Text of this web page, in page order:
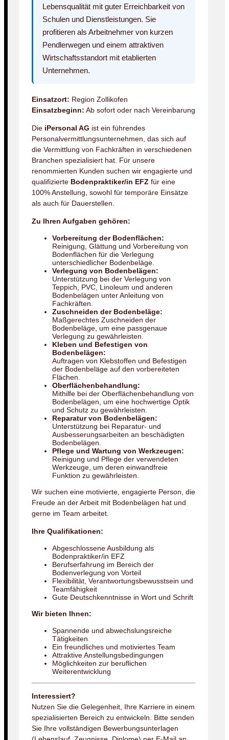
Lebensqualität mit guter Erreichbarkeit von
Schulen und Dienstleistungen. Sie
profitieren als Arbeitnehmer von kurzen
Pendlerwegen und einem attraktiven
Wirtschaftsstandort mit etablierten
Unternehmen.
Einsatzort: Region Zollikofen
Einsatzbeginn: Ab sofort oder nach Vereinbarung
Die iPersonal AG ist ein führendes
Personalvermittlungsunternehmen, das sich auf
die Vermittlung von Fachkräften in verschiedenen
Branchen spezialisiert hat. Für unsere
renommierten Kunden suchen wir engagierte und
qualifizierte Bodenpraktiker/in EFZ für eine
100% Anstellung, sowohl für temporäre Einsätze
als auch für Dauerstellen.
Zu Ihren Aufgaben gehören:
Vorbereitung der Bodenflächen:
Reinigung, Glättung und Vorbereitung von
Bodenflächen für die Verlegung
unterschiedlicher Bodenbeläge.
Verlegung von Bodenbelägen:
Unterstützung bei der Verlegung von
Teppich, PVC, Linoleum und anderen
Bodenbelägen unter Anleitung von
Fachkräften.
Zuschneiden der Bodenbeläge:
Maßgerechtes Zuschneiden der
Bodenbeläge, um eine passgenaue
Verlegung zu gewährleisten.
Kleben und Befestigen von
Bodenbelägen:
Auftragen von Klebstoffen und Befestigen
der Bodenbeläge auf den vorbereiteten
Flächen.
Oberflächenbehandlung:
Mithilfe bei der Oberflächenbehandlung von
Bodenbelägen, um eine hochwertige Optik
und Schutz zu gewährleisten.
Reparatur von Bodenbelägen:
Unterstützung bei Reparatur- und
Ausbesserungsarbeiten an beschädigten
Bodenbelägen.
Pflege und Wartung von Werkzeugen:
Reinigung und Pflege der verwendeten
Werkzeuge, um deren einwandfreie
Funktion zu gewährleisten.
Wir suchen eine motivierte, engagierte Person, die
Freude an der Arbeit mit Bodenbelägen hat und
gerne im Team arbeitet.
Ihre Qualifikationen:
Abgeschlossene Ausbildung als
Bodenpraktiker/in EFZ
Berufserfahrung im Bereich der
Bodenverlegung von Vorteil
Flexibilität, Verantwortungsbewusstsein und
Teamfähigkeit
Gute Deutschkenntnisse in Wort und Schrift
Wir bieten Ihnen:
Spannende und abwechslungsreiche
Tätigkeiten
Ein freundliches und motiviertes Team
Attraktive Anstellungsbedingungen
Möglichkeiten zur beruflichen
Weiterentwicklung
Interessiert?
Nutzen Sie die Gelegenheit, Ihre Karriere in einem
spezialisierten Bereich zu entwickeln. Bitte senden
Sie Ihre vollständigen Bewerbungsunterlagen